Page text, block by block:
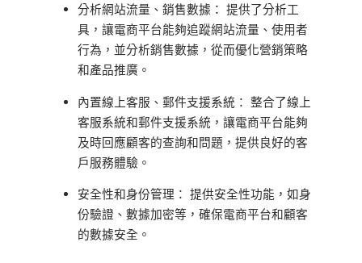
分析網站流量、銷售數據： 提供了分析工
具，讓電商平台能夠追蹤網站流量、使用者
行為，並分析銷售數據，從而優化營銷策略
和產品推廣。
內置線上客服、郵件支援系統： 整合了線上
客服系統和郵件支援系統，讓電商平台能夠
及時回應顧客的查詢和問題，提供良好的客
戶服務體驗。
安全性和身份管理： 提供安全性功能，如身
份驗證、數據加密等，確保電商平台和顧客
的數據安全。